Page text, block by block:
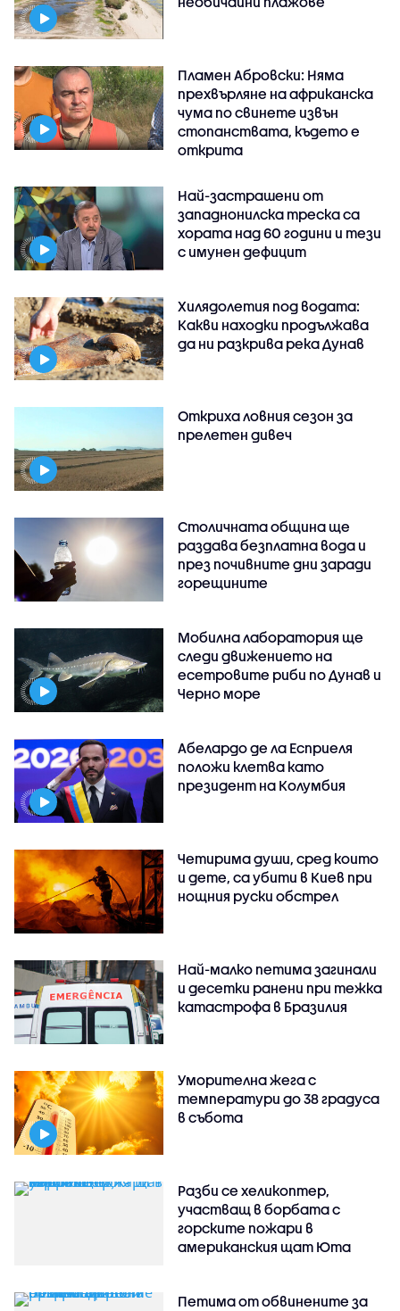
Пламен Абровски: Няма
прехвърляне на африканска
чума по свинете извън
стопанствата, където е
открита
Най-застрашени от
западнонилска треска са
хората над 60 години и тези
с имунен дефицит
Хилядолетия под водата:
Какви находки продължава
да ни разкрива река Дунав
Откриха ловния сезон за
прелетен дивеч
Столичната община ще
раздава безплатна вода и
през почивните дни заради
горещините
Мобилна лаборатория ще
следи движението на
есетровите риби по Дунав и
Черно море
Абелардо де ла Есприеля
положи клетва като
президент на Колумбия
Четирима души, сред които
и дете, са убити в Киев при
нощния руски обстрел
Най-малко петима загинали
и десетки ранени при тежка
катастрофа в Бразилия
Уморителна жега с
температури до 38 градуса
в събота
Разби се хеликоптер,
участващ в борбата с
горските пожари в
американския щат Юта
Петима от обвинените за